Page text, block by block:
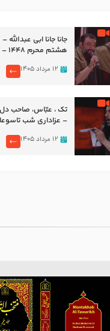
جانا جانا ابی
هشتم محرم 1448 – هیئت بین الحرمین طهران
۱۲ مرداد ۱۴۰۵
تک ، عبّاس، صاحب
– عزاداری شب تاسوعا 1405
۱۲ مرداد ۱۴۰۵